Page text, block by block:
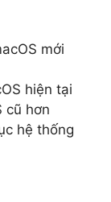
mới
hiện tại
cũ hơn
hệ thống